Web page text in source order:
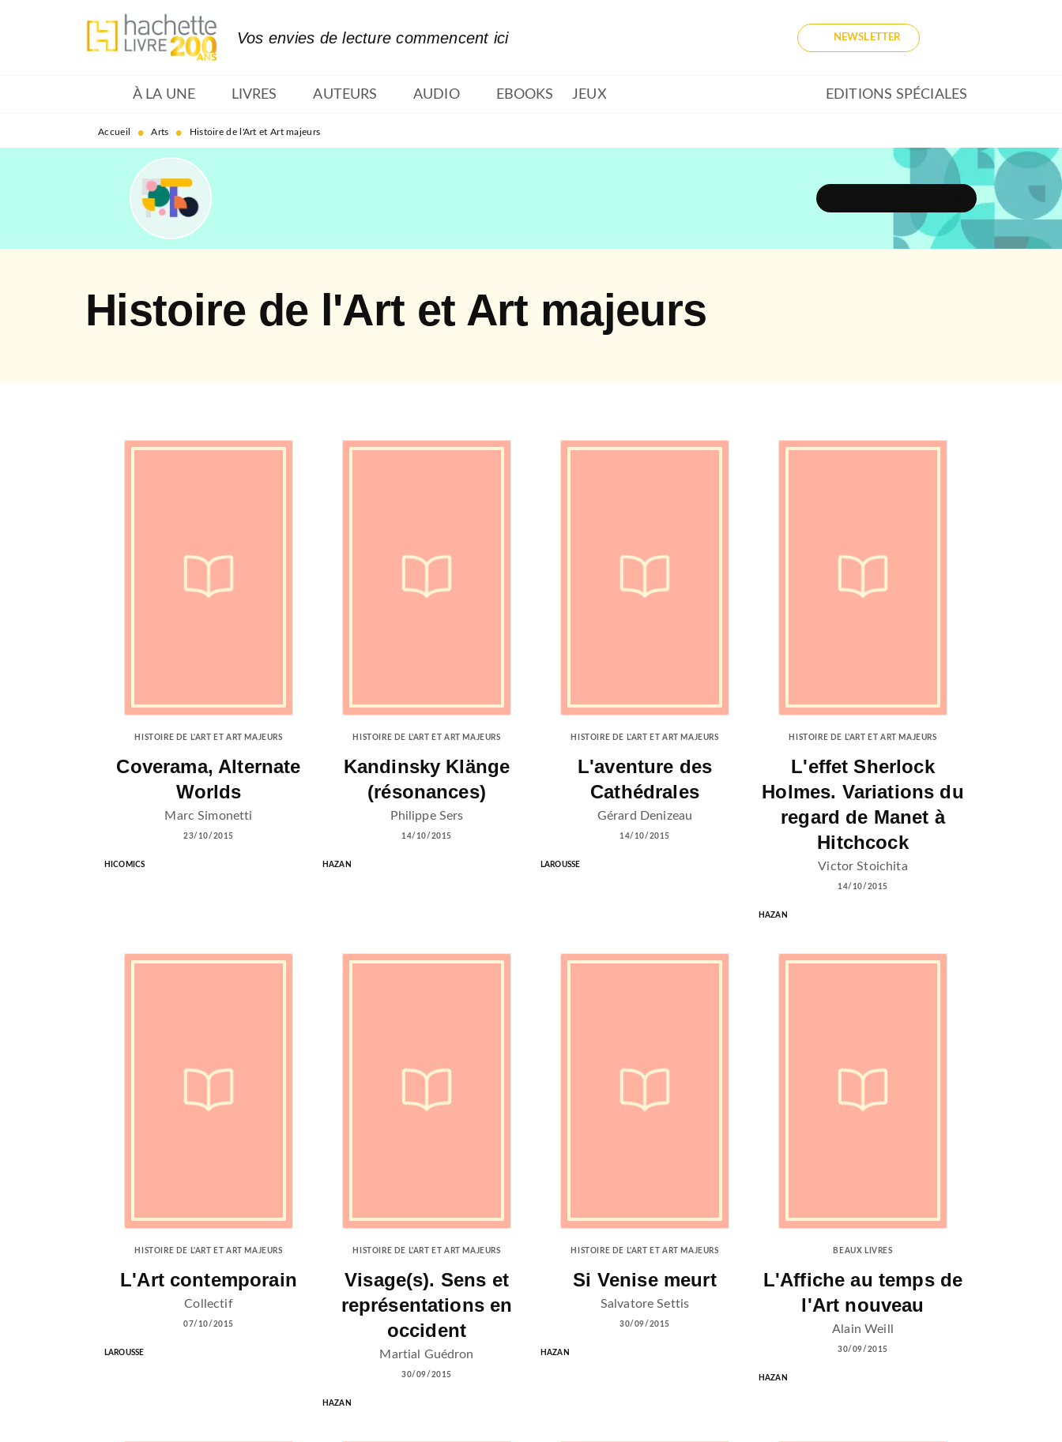
MENU RECHERCHE
Vos envies de lecture commencent ici NEWSLETTER
À LA UNE LIVRES AUTEURS AUDIO EBOOKS JEUX EDITIONS SPÉCIALES
Accueil • Arts • Histoire de l'Art et Art majeurs
Histoire de l'Art et Art majeurs
HISTOIRE DE L'ART ET ART MAJEURS
Coverama, Alternate
Worlds
Marc Simonetti
23/10/2015
HICOMICS
HISTOIRE DE L'ART ET ART MAJEURS
Kandinsky Klänge
(résonances)
Philippe Sers
14/10/2015
HAZAN
HISTOIRE DE L'ART ET ART MAJEURS
L'aventure des
Cathédrales
Gérard Denizeau
14/10/2015
LAROUSSE
HISTOIRE DE L'ART ET ART MAJEURS
L'effet Sherlock
Holmes. Variations du
regard de Manet à
Hitchcock
Victor Stoichita
14/10/2015
HAZAN
HISTOIRE DE L'ART ET ART MAJEURS
L'Art contemporain
Collectif
07/10/2015
LAROUSSE
HISTOIRE DE L'ART ET ART MAJEURS
Visage(s). Sens et
représentations en
occident
Martial Guédron
30/09/2015
HAZAN
HISTOIRE DE L'ART ET ART MAJEURS
Si Venise meurt
Salvatore Settis
30/09/2015
HAZAN
BEAUX LIVRES
L'Affiche au temps de
l'Art nouveau
Alain Weill
30/09/2015
HAZAN